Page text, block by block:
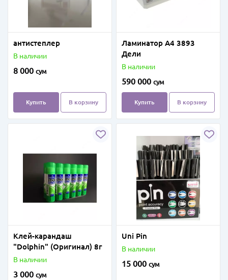
антистеплер
В наличии
8 000 сум
Купить В корзину
Ламинатор А4 3893
Дели
В наличии
590 000 сум
Купить В корзину
Клей-карандаш
"Dolphin" (Оригинал) 8г
В наличии
3 000 сум
Uni Pin
В наличии
15 000 сум